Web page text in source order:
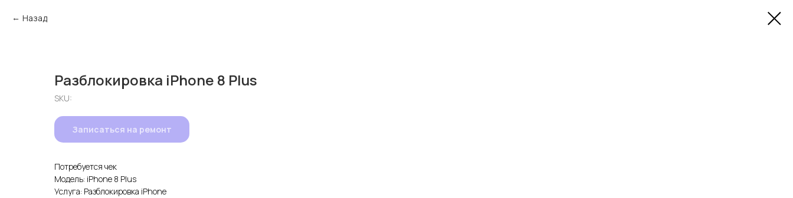
Назад
Разблокировка iPhone 8 Plus
SKU:
Записаться на ремонт
Потребуется чек
Модель: iPhone 8 Plus
Услуга: Разблокировка iPhone